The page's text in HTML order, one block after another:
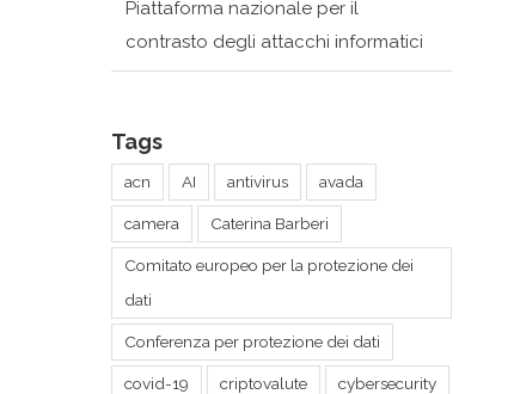
Piattaforma nazionale per il
contrasto degli attacchi informatici
Tags
acn AI antivirus avada
camera Caterina Barberi
Comitato europeo per la protezione dei
dati
Conferenza per protezione dei dati
covid-19 criptovalute cybersecurity